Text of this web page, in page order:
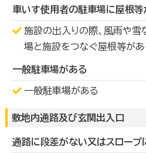
車いす使用者の駐車場に屋根等
施設の出入りの際、風雨や雪
場と施設をつなぐ屋根等があ
一般駐車場がある
一般駐車場がある
敷地内通路及び玄関出入口
通路に段差がない又はスロープ